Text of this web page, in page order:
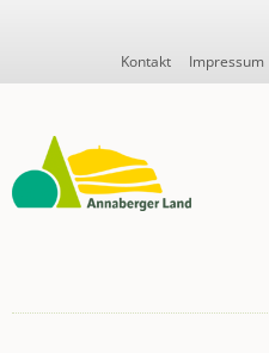
Navigation
überspringen
Kontakt Impressum